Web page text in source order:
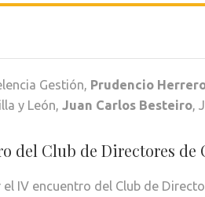
Gestión, Prudencio
y León, Juan Carlos Besteiro,
del Club de Directores
IV encuentro del Club de